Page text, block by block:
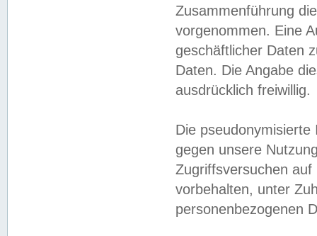
Zusammenführung
vorgenommen. Eine
geschäftlicher Daten
Daten. Die Angabe
ausdrücklich freiwillig.
Die
gegen unsere
Zugriffsversuchen
vorbehalten, unter
personenbezogenen